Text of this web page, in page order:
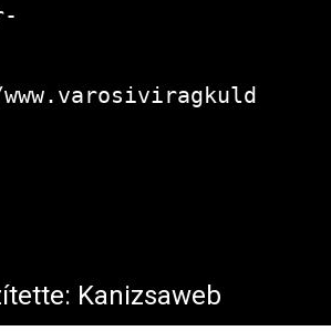
Kanizsaweb